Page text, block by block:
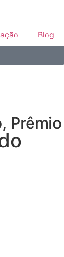
Blog
, Prêmio